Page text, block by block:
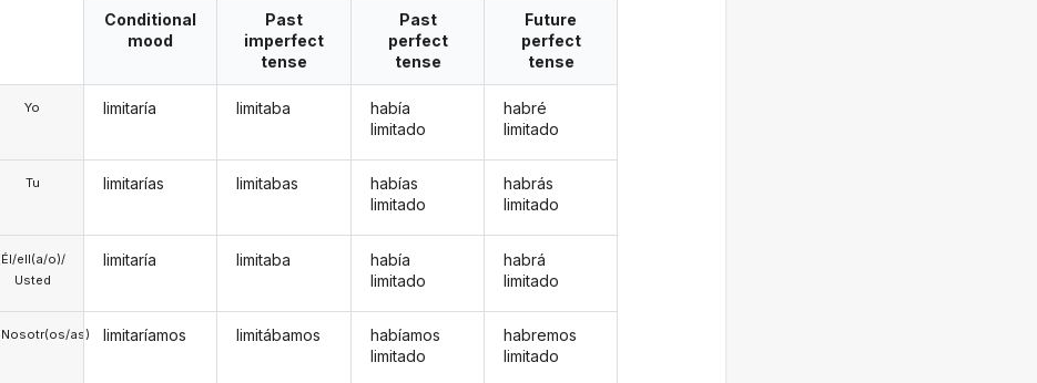
Yo
Tu
Él/ell(a/o)/
Usted
Nosotr(os/as)
Conditional
mood
limitaría
limitarías
limitaría
limitaríamos
Past
imperfect
tense
limitaba
limitabas
limitaba
limitábamos
Past
perfect
tense
había
limitado
habías
limitado
había
limitado
habíamos
limitado
Future
perfect
tense
habré
limitado
habrás
limitado
habrá
limitado
habremos
limitado